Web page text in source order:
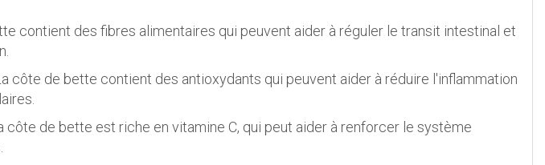
contient des fibres alimentaires qui peuvent aider à réguler le transit intestinal et
côte de bette contient des antioxydants qui peuvent aider à réduire l'inflammation
côte de bette est riche en vitamine C, qui peut aider à renforcer le système